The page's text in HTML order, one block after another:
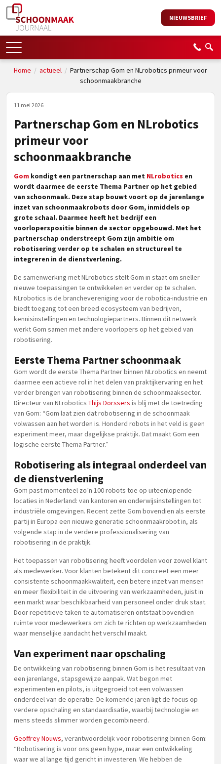
NIEUWSBRIEF
Home / actueel / Partnerschap Gom en NLrobotics primeur voor
schoonmaakbranche
11 mei 2026
Partnerschap Gom en NLrobotics
primeur voor
schoonmaakbranche
Gom kondigt een partnerschap aan met NLrobotics en
wordt daarmee de eerste Thema Partner op het gebied
van schoonmaak. Deze stap bouwt voort op de jarenlange
inzet van schoonmaakrobots door Gom, inmiddels op
grote schaal. Daarmee heeft het bedrijf een
voorloperspositie binnen de sector opgebouwd. Met het
partnerschap onderstreept Gom zijn ambitie om
robotisering verder op te schalen en structureel te
integreren in de dienstverlening.
De samenwerking met NLrobotics stelt Gom in staat om sneller
nieuwe toepassingen te ontwikkelen en verder op te schalen.
NLrobotics is de branchevereniging voor de robotica-industrie en
biedt toegang tot een breed ecosysteem van bedrijven,
kennisinstellingen en technologiepartners. Binnen dit netwerk
werkt Gom samen met andere voorlopers op het gebied van
robotisering.
Eerste Thema Partner schoonmaak
Gom wordt de eerste Thema Partner binnen NLrobotics en neemt
daarmee een actieve rol in het delen van praktijkervaring en het
verder brengen van robotisering binnen de schoonmaaksector.
Directeur van NLrobotics Thijs Dorssers is blij met de toetreding
van Gom: “Gom laat zien dat robotisering in de schoonmaak
volwassen aan het worden is. Honderd robots in het veld is geen
experiment meer, maar dagelijkse praktijk. Dat maakt Gom een
logische eerste Thema Partner.”
Robotisering als integraal onderdeel van
de dienstverlening
Gom past momenteel zo’n 100 robots toe op uiteenlopende
locaties in Nederland: van kantoren en onderwijsinstellingen tot
industriële omgevingen. Recent zette Gom bovendien als eerste
partij in Europa een nieuwe generatie schoonmaakrobot in, als
volgende stap in de verdere professionalisering van
robotisering in de praktijk.
Het toepassen van robotisering heeft voordelen voor zowel klant
als medewerker. Voor klanten betekent dit concreet een meer
consistente schoonmaakkwaliteit, een betere inzet van mensen
en meer flexibiliteit in de uitvoering van werkzaamheden, juist in
een markt waar beschikbaarheid van personeel onder druk staat.
Door repetitieve taken te automatiseren ontstaat bovendien
ruimte voor medewerkers om zich te richten op werkzaamheden
waar menselijke aandacht het verschil maakt.
Van experiment naar opschaling
De ontwikkeling van robotisering binnen Gom is het resultaat van
een jarenlange, stapsgewijze aanpak. Wat begon met
experimenten en pilots, is uitgegroeid tot een volwassen
onderdeel van de operatie. De komende jaren ligt de focus op
verdere opschaling en standaardisatie, waarbij technologie en
mens steeds slimmer worden gecombineerd.
Geoffrey Nouws, verantwoordelijk voor robotisering binnen Gom:
“Robotisering is voor ons geen hype, maar een ontwikkeling
waar we al lange tijd gericht in investeren. We hebben de